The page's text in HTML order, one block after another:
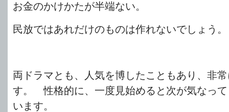
お金のかけかたが半端ない。
民放ではあれだけのものは作れないでしょう。
両ドラマとも、人気を博したこともあり、非
す。 性格的に、一度見始めると次が気なっ
います。